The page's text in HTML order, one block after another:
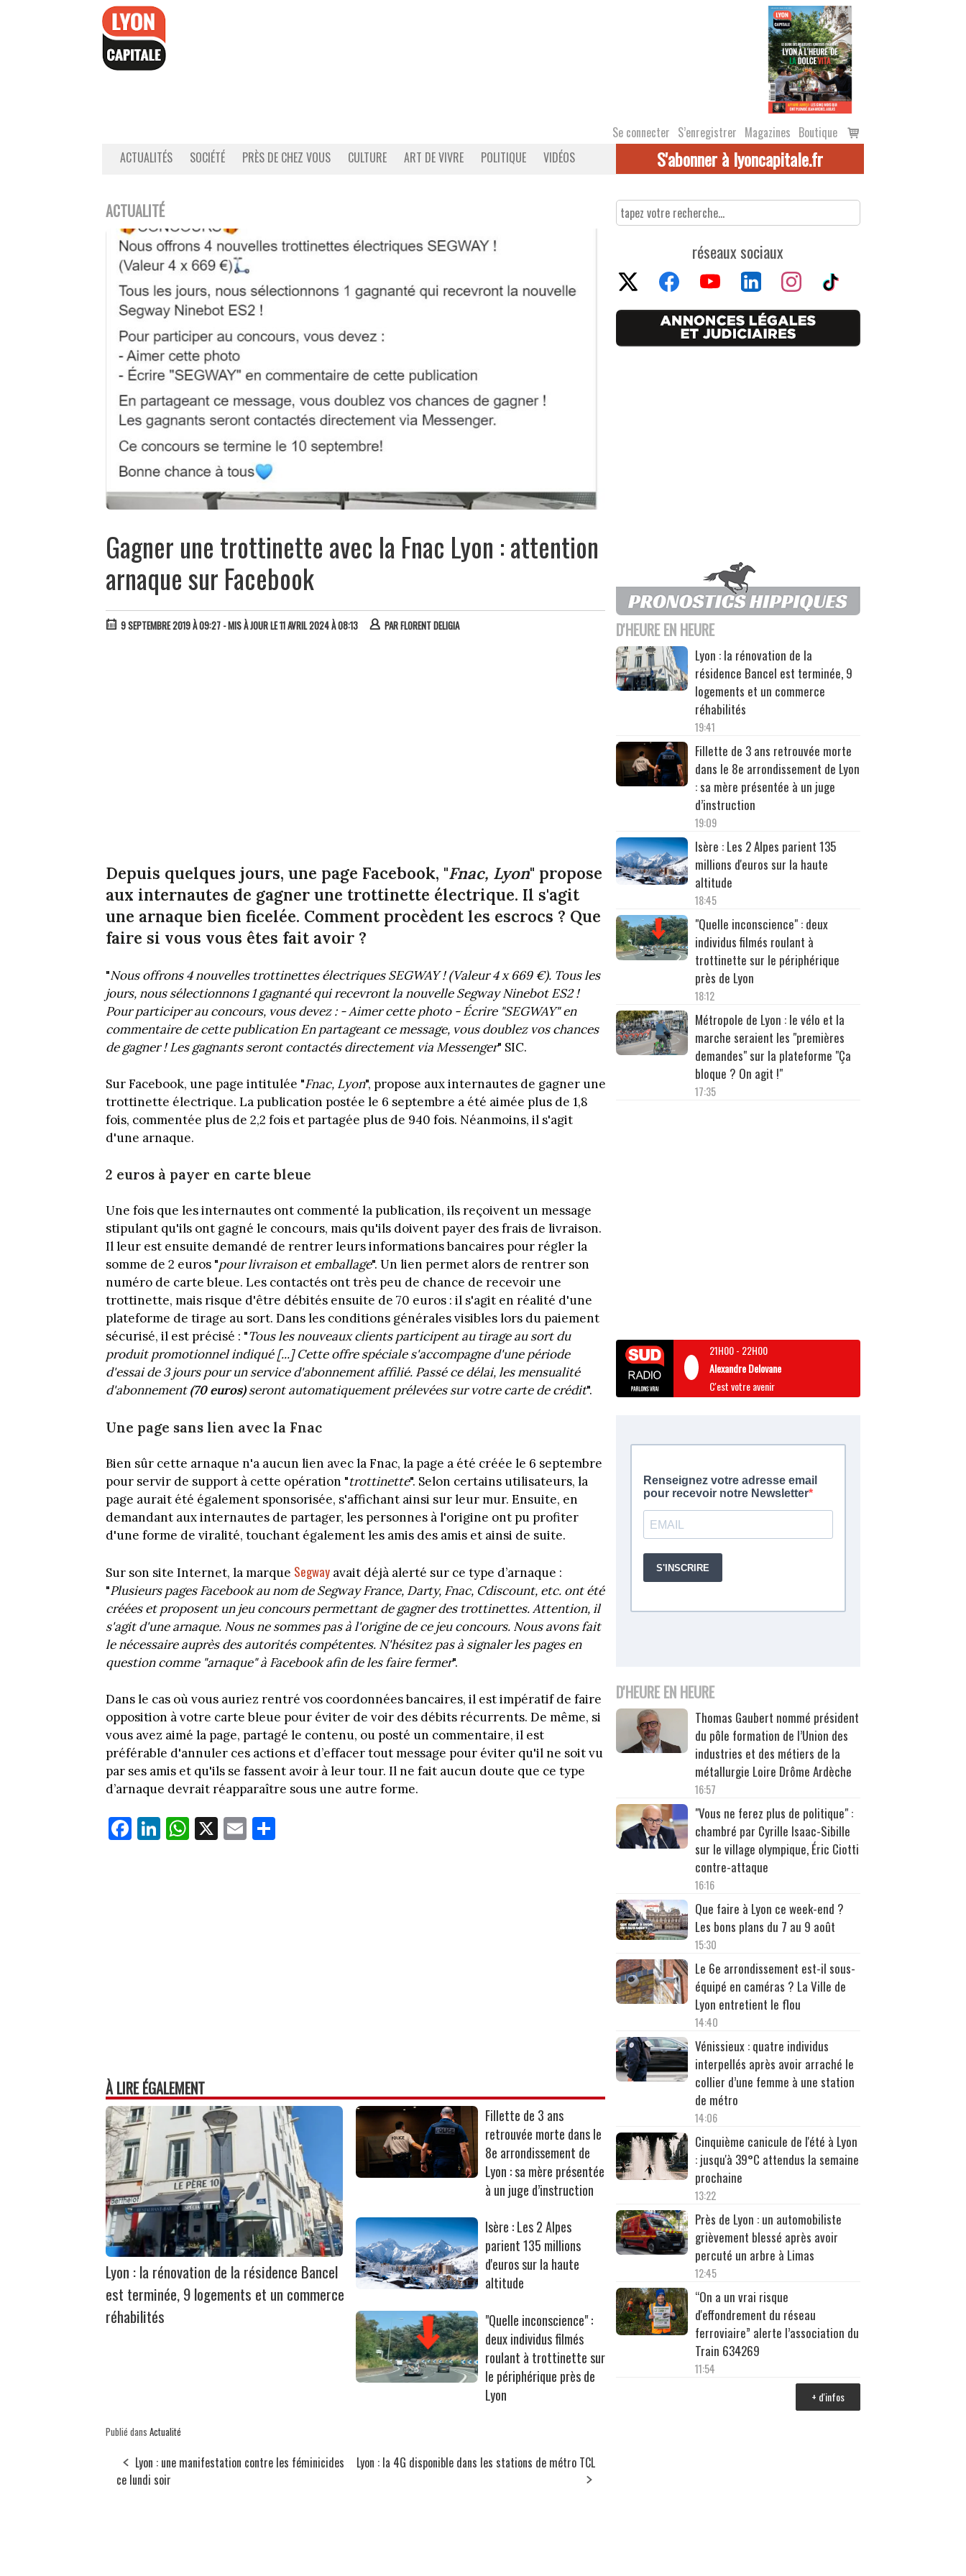
Se connecter S’enregistrer Magazines Boutique
Voir
le
ACTUALITÉS SOCIÉTÉ PRÈS DE CHEZ VOUS CULTURE ART DE VIVRE POLITIQUE VIDÉOS S'abonner à lyoncapitale.fr
ACTUALITÉ
Gagner une trottinette avec la Fnac Lyon : attention
arnaque sur Facebook
9 SEPTEMBRE 2019 À 09:27 - MIS À JOUR LE 11 AVRIL 2024 À 08:13 PARFLORENT DELIGIA
Depuis quelques jours, une page Facebook, "Fnac, Lyon" propose
aux internautes de gagner une trottinette électrique. Il s'agit
une arnaque bien ficelée. Comment procèdent les escrocs ? Que
faire si vous vous êtes fait avoir ?
"Nous offrons 4 nouvelles trottinettes électriques SEGWAY ! (Valeur 4 x 669 €). Tous les
jours, nous sélectionnons 1 gagnanté qui recevront la nouvelle Segway Ninebot ES2 !
Pour participer au concours, vous devez : - Aimer cette photo - Écrire "SEGWAY" en
commentaire de cette publication En partageant ce message, vous doublez vos chances
de gagner ! Les gagnants seront contactés directement via Messenger" SIC.
Sur Facebook, une page intitulée "Fnac, Lyon", propose aux internautes de gagner une
trottinette électrique. La publication postée le 6 septembre a été aimée plus de 1,8
fois, commentée plus de 2,2 fois et partagée plus de 940 fois. Néanmoins, il s'agit
d'une arnaque.
2 euros à payer en carte bleue
Une fois que les internautes ont commenté la publication, ils reçoivent un message
stipulant qu'ils ont gagné le concours, mais qu'ils doivent payer des frais de livraison.
Il leur est ensuite demandé de rentrer leurs informations bancaires pour régler la
somme de 2 euros "pour livraison et emballage". Un lien permet alors de rentrer son
numéro de carte bleue. Les contactés ont très peu de chance de recevoir une
trottinette, mais risque d'être débités ensuite de 70 euros : il s'agit en réalité d'une
plateforme de tirage au sort. Dans les conditions générales visibles lors du paiement
sécurisé, il est précisé : "Tous les nouveaux clients participent au tirage au sort du
produit promotionnel indiqué [...] Cette offre spéciale s'accompagne d'une période
d'essai de 3 jours pour un service d'abonnement affilié. Passé ce délai, les mensualité
d'abonnement(70 euros)seront automatiquement prélevées sur votre carte de crédit".
Une page sans lien avec la Fnac
Bien sûr cette arnaque n'a aucun lien avec la Fnac, la page a été créée le 6 septembre
pour servir de support à cette opération "trottinette". Selon certains utilisateurs, la
page aurait été également sponsorisée, s'affichant ainsi sur leur mur. Ensuite, en
demandant aux internautes de partager, les personnes à l'origine ont pu profiter
d'une forme de viralité, touchant également les amis des amis et ainsi de suite.
Sur son site Internet, la marque Segway avait déjà alerté sur ce type d’arnaque :
"Plusieurs pages Facebook au nom de Segway France, Darty, Fnac, Cdiscount, etc. ont été
créées et proposent un jeu concours permettant de gagner des trottinettes. Attention, il
s'agit d'une arnaque. Nous ne sommes pas à l'origine de ce jeu concours. Nous avons fait
le nécessaire auprès des autorités compétentes. N'hésitez pas à signaler les pages en
question comme "arnaque" à Facebook afin de les faire fermer".
Dans le cas où vous auriez rentré vos coordonnées bancaires, il est impératif de faire
opposition à votre carte bleue pour éviter de voir des débits récurrents. De même, si
vous avez aimé la page, partagé le contenu, ou posté un commentaire, il est
préférable d'annuler ces actions et d’effacer tout message pour éviter qu'il ne soit vu
par ses amis et qu'ils se fassent avoir à leur tour. Il ne fait aucun doute que ce type
d’arnaque devrait réapparaître sous une autre forme.
Fa
ce
Li
nk
W
ha
X E
m
À LIRE ÉGALEMENT
Lyon : la rénovation de la résidence Bancel
est terminée, 9 logements et un commerce
réhabilités
Fillette de 3 ans
retrouvée morte dans le
8e arrondissement de
Lyon : sa mère présentée
à un juge d’instruction
Isère : Les 2 Alpes
parient 135 millions
d'euros sur la haute
altitude
"Quelle inconscience" :
deux individus filmés
roulant à trottinette sur
le périphérique près de
Lyon
Publié dans Actualité
Lyon : une manifestation contre les féminicides
ce lundi soir
Lyon : la 4G disponible dans les stations de métro TCL
réseaux sociaux
D'HEURE EN HEURE
Lyon : la rénovation de la
résidence Bancel est terminée, 9
logements et un commerce
réhabilités
19:41
Fillette de 3 ans retrouvée morte
dans le 8e arrondissement de Lyon
: sa mère présentée à un juge
d’instruction
19:09
Isère : Les 2 Alpes parient 135
millions d'euros sur la haute
altitude
18:45
"Quelle inconscience" : deux
individus filmés roulant à
trottinette sur le périphérique
près de Lyon
18:12
Métropole de Lyon : le vélo et la
marche seraient les "premières
demandes" sur la plateforme "Ça
bloque ? On agit !"
17:35
21H00- 22H00
Alexandre Delovane
C'est votre avenir
D'HEURE EN HEURE
Thomas Gaubert nommé président
du pôle formation de l’Union des
industries et des métiers de la
métallurgie Loire Drôme Ardèche
16:57
"Vous ne ferez plus de politique" :
chambré par Cyrille Isaac-Sibille
sur le village olympique, Éric Ciotti
contre-attaque
16:16
Que faire à Lyon ce week-end ?
Les bons plans du 7 au 9 août
15:30
Le 6e arrondissement est-il sous-
équipé en caméras ? La Ville de
Lyon entretient le flou
14:40
Vénissieux : quatre individus
interpellés après avoir arraché le
collier d’une femme à une station
de métro
14:06
Cinquième canicule de l'été à Lyon
: jusqu'à 39°C attendus la semaine
prochaine
13:22
Près de Lyon : un automobiliste
grièvement blessé après avoir
percuté un arbre à Limas
12:45
“On a un vrai risque
d'effondrement du réseau
ferroviaire” alerte l’association du
Train 634269
11:54
+ d'infos